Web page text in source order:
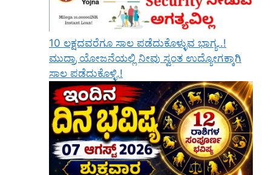
10 ಲಕ್ಷದವರೆಗೂ ಸಾಲ ಪಡೆದುಕೊಳ್ಳುವ ಭಾಗ್ಯ..!
ಮುದ್ರಾ ಯೋಜನೆಯಲ್ಲಿ ನೀವು ಸ್ವಂತ ಉದ್ಯೋಗಕ್ಕಾಗಿ
ಸಾಲ ಪಡೆದುಕೊಳ್ಳಿ.!